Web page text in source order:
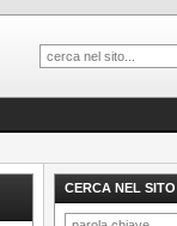
CERCA NEL SITO